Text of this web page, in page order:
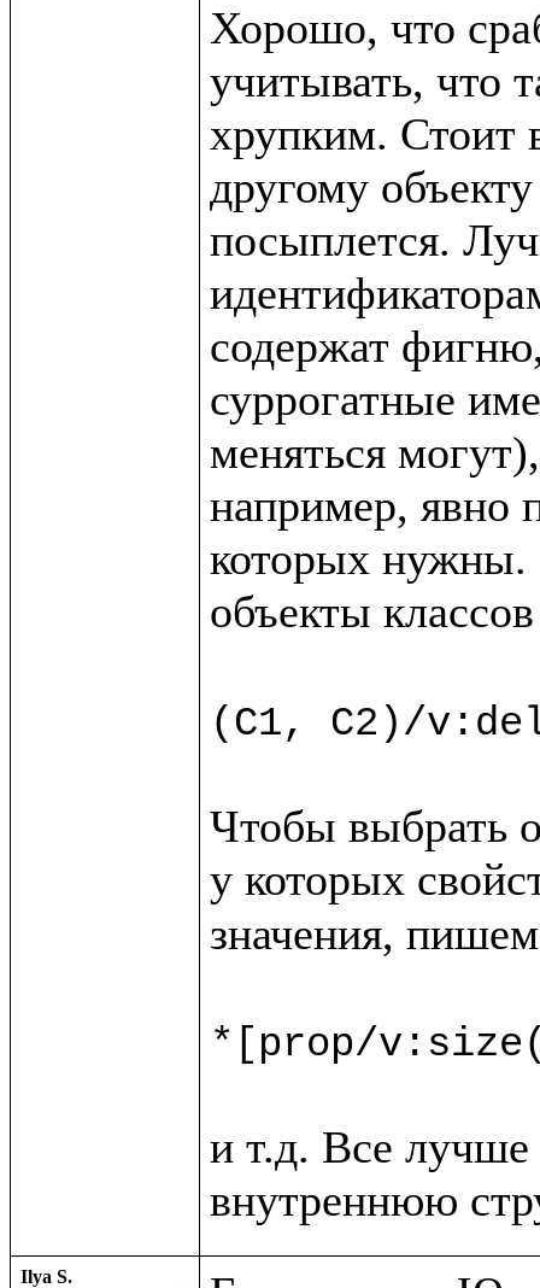
Хорошо, что
учитывать, что
хрупким. Стоит
другому
посыплется.
содержат
суррогатные
меняться
например, явно
которых нужны.
объекты
(C1, C2)/
Чтобы выбрать
у которых
значения, пишем
*[prop/
и т.д. Все лучше
Ilya S.